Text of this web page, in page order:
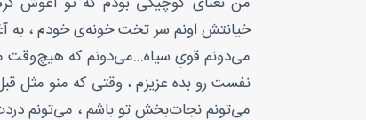
خیانتش اونم سر تخت خونه‌ی خودم ، به
می‌دونم قویِ سیاه...می‌دونم که
نفست رو بده عزیزم ، وقتی که منو مثل
می‌تونم نجات‌بخش تو باشم ، می‌تونم دردت